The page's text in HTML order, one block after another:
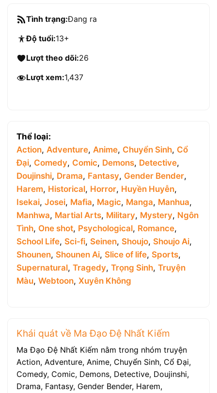
Tình trạng:Đang ra
Độ tuổi:13+
Lượt theo dõi:26
Lượt xem:1,437
Thể loại:
Action, Adventure, Anime, Chuyển Sinh, Cổ
Đại, Comedy, Comic, Demons, Detective,
Doujinshi, Drama, Fantasy, Gender Bender,
Harem, Historical, Horror, Huyền Huyễn,
Isekai, Josei, Mafia, Magic, Manga, Manhua,
Manhwa, Martial Arts, Military, Mystery, Ngôn
Tình, One shot, Psychological, Romance,
School Life, Sci-fi, Seinen, Shoujo, Shoujo Ai,
Shounen, Shounen Ai, Slice of life, Sports,
Supernatural, Tragedy, Trọng Sinh, Truyện
Màu, Webtoon, Xuyên Không
Khái quát về Ma Đạo Đệ Nhất Kiếm
Ma Đạo Đệ Nhất Kiếm nằm trong nhóm truyện
Action, Adventure, Anime, Chuyển Sinh, Cổ Đại,
Comedy, Comic, Demons, Detective, Doujinshi,
Drama, Fantasy, Gender Bender, Harem,